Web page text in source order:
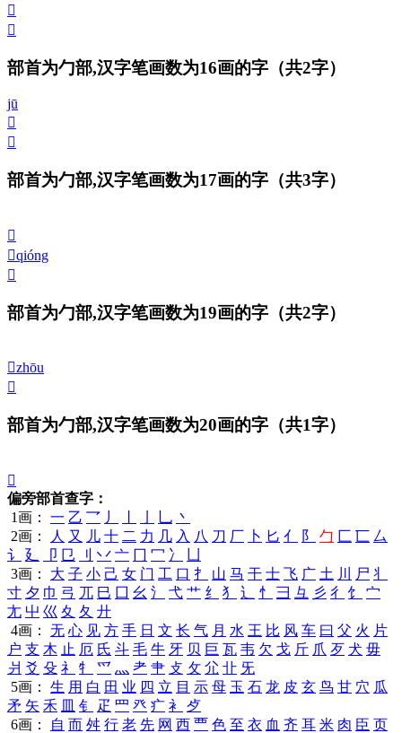
𠤃
𠤅
部首为勹部,汉字笔画数为16画的字 （共2字）
jū
𠤄
𠤇
部首为勹部,汉字笔画数为17画的字 （共3字）
𠤈
𠤉qióng
𠤊
部首为勹部,汉字笔画数为19画的字 （共2字）
𠤌zhōu
𠤍
部首为勹部,汉字笔画数为20画的字 （共1字）
𠤋
偏旁部首查字：
1画： 一 乙 乛 丿 乚 丶
2画：
人 又 儿 十 二 力 几 入 八 刀 厂 卜 匕 亻 阝 勹 匚 匸 厶
讠
廴 卩 㔾 刂 丷 亠 冂 冖 冫
3画： 大 子 小 己 女 门 工 口 扌 山 马 干 士 飞 广 土 川 尸 丬
寸 夕 巾 弓 兀 巳 囗 幺 氵 弋 艹 纟 犭 辶 忄 彐 彑 彡 彳 饣
宀
尢 屮 巛 夊 夂 廾
4画： 无 心 见 方 手 日 文 长 气 月 水 王 比 风 车 曰 父 火 片
户 支 木 止 厄 氏 斗 毛 牛 牙 贝 巨 瓦 韦 欠 戈 斤 爪 歹 犬 毋
爿 爻 殳 礻 牜 爫 灬 耂 肀 攴 攵 尣 卝 旡
5画： 生 用 白 田 业 四 立 目 示 母 玉 石 龙 皮 玄 鸟 甘 穴 瓜
矛 矢 禾 皿 钅 疋 罒 癶 疒 衤
歺
6画：
自 而 舛 行 老 先 网 西 覀 色 至 衣 血 齐 耳 米 肉 臣 页